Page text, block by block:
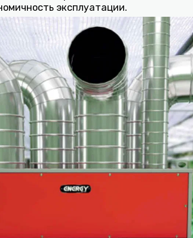
эксплуатации.